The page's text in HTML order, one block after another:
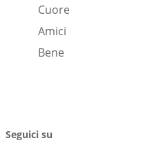
Cuore
Amici
Bene
Seguici su